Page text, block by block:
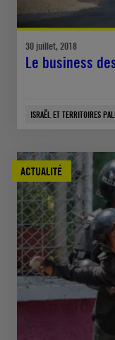
30 juillet, 2018
Le business
ISRAËL ET TERRITOIRES
ACTUALITÉ